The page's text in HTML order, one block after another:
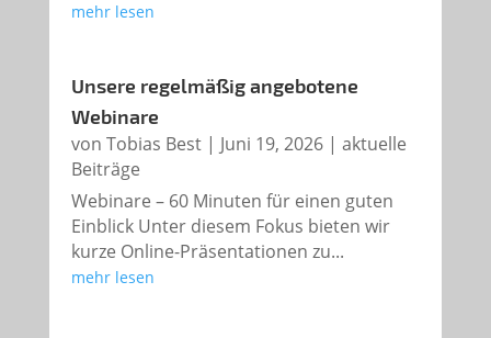
mehr lesen
Unsere regelmäßig angebotene
Webinare
von Tobias Best| Juni 19, 2026| aktuelle
Beiträge
Webinare – 60 Minuten für einen guten
Einblick Unter diesem Fokus bieten wir
kurze Online-Präsentationen zu...
mehr lesen